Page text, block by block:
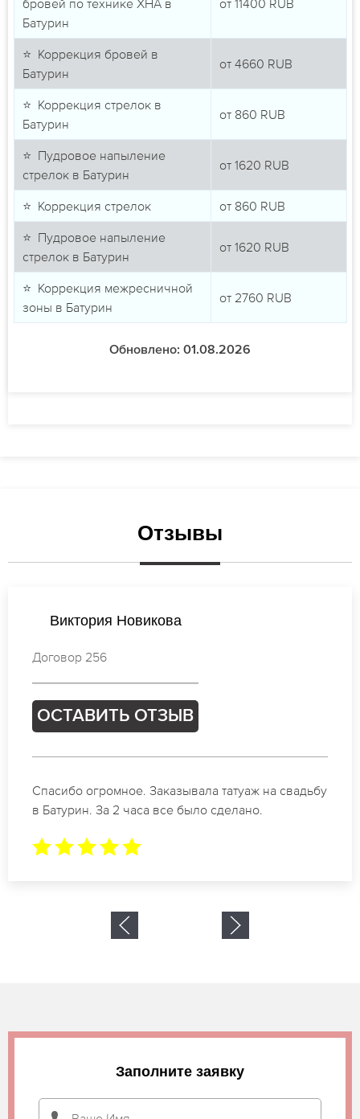
бровей по технике ХНА в
Батурин
от 11400 RUB
⭐ Коррекция бровей в
Батурин
от 4660 RUB
⭐ Коррекция стрелок в
Батурин
от 860 RUB
⭐ Пудровое напыление
стрелок в Батурин
от 1620 RUB
⭐ Коррекция стрелок от 860 RUB
⭐ Пудровое напыление
стрелок в Батурин
от 1620 RUB
⭐ Коррекция межресничной
зоны в Батурин
от 2760 RUB
Обновлено: 01.08.2026
Отзывы
Ирина Новикова
Договор 995
ОСТАВИТЬ ОТЗЫВ
Отличные специалисты своего дела по
коррекции бровей в Батурин. Замечательный
Заполните заявку